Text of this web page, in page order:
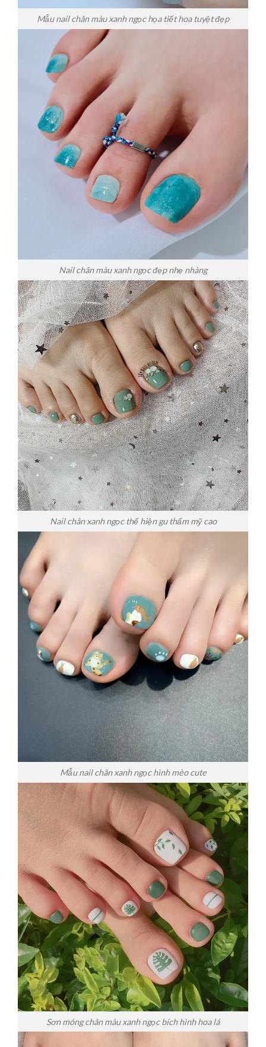
Mẫu nail chân màu xanh ngọc họa tiết hoa tuyệt đẹp
Nail chân màu xanh ngọc đẹp nhẹ nhàng
Nail chân xanh ngọc thể hiện gu thẩm mỹ cao
Mẫu nail chân xanh ngọc hình mèo cute
Sơn móng chân màu xanh ngọc bích hình hoa lá